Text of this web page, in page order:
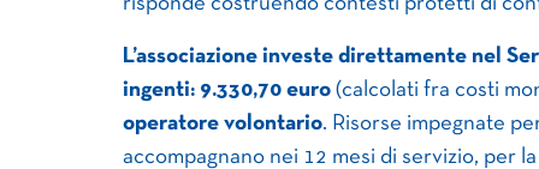
risponde costruendo contesti protetti di
L’associazione investe direttamente nel
ingenti: 9.330,70 euro (calcolati fra costi
operatore volontario. Risorse impegnate
accompagnano nei 12 mesi di servizio, per